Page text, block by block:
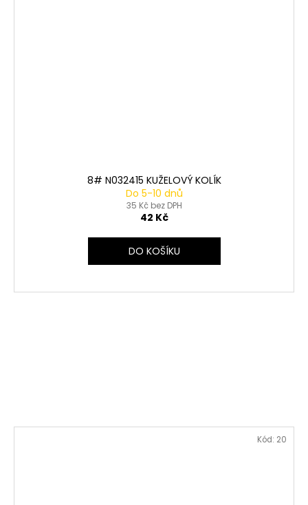
8# N032415 KUŽELOVÝ KOLÍK
Do 5-10 dnů
35 Kč bez DPH
42 Kč
DO KOŠÍKU
Kód: 20